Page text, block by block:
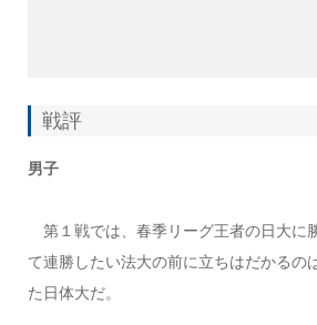
戦評
男子
第１戦では、春季リーグ王者の日大に
て連勝したい法大の前に立ちはだかるの
た日体大だ。